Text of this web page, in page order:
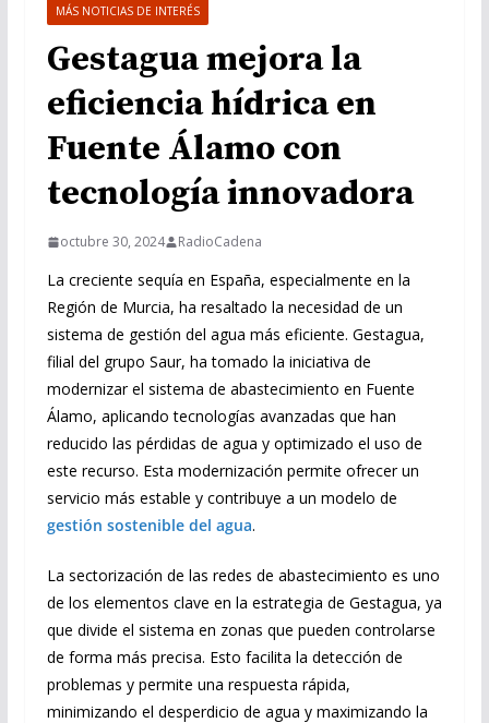
MÁS NOTICIAS DE INTERÉS
Gestagua mejora la
eficiencia hídrica en
Fuente Álamo con
tecnología innovadora
octubre 30, 2024 RadioCadena
La creciente sequía en España, especialmente en la
Región de Murcia, ha resaltado la necesidad de un
sistema de gestión del agua más eficiente. Gestagua,
filial del grupo Saur, ha tomado la iniciativa de
modernizar el sistema de abastecimiento en Fuente
Álamo, aplicando tecnologías avanzadas que han
reducido las pérdidas de agua y optimizado el uso de
este recurso. Esta modernización permite ofrecer un
servicio más estable y contribuye a un modelo de
gestión sostenible del agua.
La sectorización de las redes de abastecimiento es uno
de los elementos clave en la estrategia de Gestagua, ya
que divide el sistema en zonas que pueden controlarse
de forma más precisa. Esto facilita la detección de
problemas y permite una respuesta rápida,
minimizando el desperdicio de agua y maximizando la